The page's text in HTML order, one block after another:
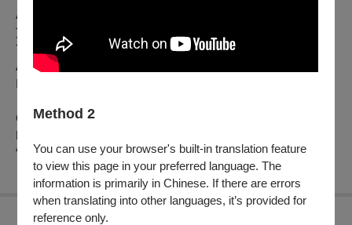
Method 2
You can use your browser's built-in translation feature
to view this page in your preferred language. The
information is primarily in Chinese. If there are errors
when translating into other languages, it’s provided for
reference only.
Amy Beach: Three Browning Songs, Op.44
艾美·畢琪:三首布朗寧之歌，作品44
The Year's at the Spring.一年之計在春天
Ah, Love, but a Day!啊!愛情，不過一天!
I Send My Heart up to Thee! 我送上我的心意給你
G. Puccini: “Chi bel sogno di Doretta” from the Opera La
Rodine
“朵雷塔之夢”出自歌劇「燕子」